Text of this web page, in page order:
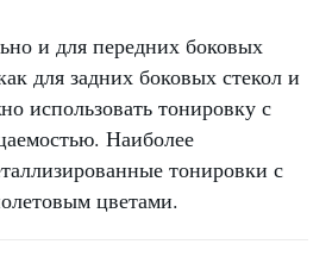
и для передних боковых
для задних боковых стекол и
использовать тонировку с
Наиболее
тонировки с
цветами.